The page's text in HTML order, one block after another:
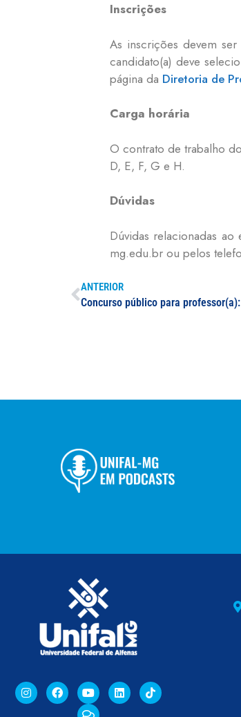
Inscrições
As inscrições devem ser
candidato(a) deve
página da Diretoria de
Carga horária
O contrato de trabalho
D, E, F, G e H.
Dúvidas
Dúvidas relacionadas
mg.edu.br ou pelos
ANTERIOR